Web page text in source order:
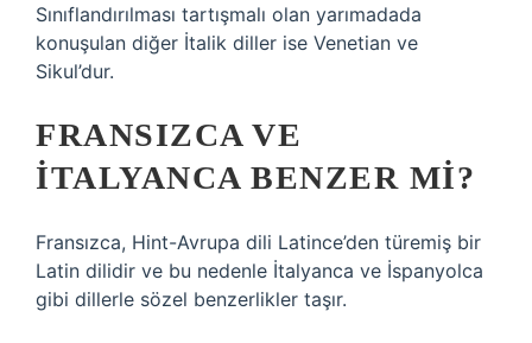
Sınıflandırılması tartışmalı olan yarımadada
konuşulan diğer İtalik diller ise Venetian ve
Sikul’dur.
FRANSIZCA VE
İTALYANCA BENZER MI?
Fransızca, Hint-Avrupa dili Latince’den türemiş bir
Latin dilidir ve bu nedenle İtalyanca ve İspanyolca
gibi dillerle sözel benzerlikler taşır.